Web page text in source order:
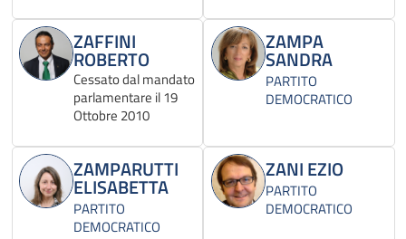
ZAFFINI
ROBERTO
Cessato dal mandato
parlamentare il 19
Ottobre 2010
ZAMPA
SANDRA
PARTITO
DEMOCRATICO
ZAMPARUTTI
ELISABETTA
PARTITO
DEMOCRATICO
ZANI EZIO
PARTITO
DEMOCRATICO